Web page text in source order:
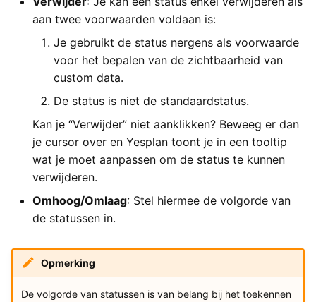
aan twee voorwaarden voldaan is:
Je gebruikt de status nergens als voorwaarde
voor het bepalen van de zichtbaarheid van
custom data.
De status is niet de standaardstatus.
Kan je “Verwijder” niet aanklikken? Beweeg er dan
je cursor over en Yesplan toont je in een tooltip
wat je moet aanpassen om de status te kunnen
verwijderen.
Omhoog/Omlaag: Stel hiermee de volgorde van
de statussen in.
Opmerking
De volgorde van statussen is van belang bij het toekennen